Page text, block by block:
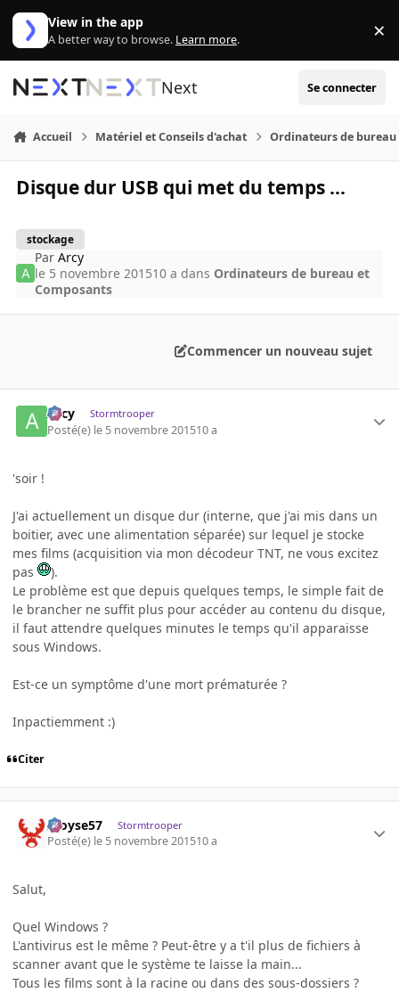
Aller au contenu
View in the app
A better way to browse. Learn more. ×
Next Se connecter
Accueil Matériel et Conseils d'achat Ordinateurs de bureau
Disque dur USB qui met du temps ...
stockage
ParArcy
le 5 novembre 201510 a dans Ordinateurs de bureau et
Composants
Commencer un nouveau sujet
Arcy Stormtrooper
Posté(e) le 5 novembre 201510 a
'soir !
J'ai actuellement un disque dur (interne, que j'ai mis dans un
boitier, avec une alimentation séparée) sur lequel je stocke
mes films (acquisition via mon décodeur TNT, ne vous excitez
pas
).
Le problème est que depuis quelques temps, le simple fait de
le brancher ne suffit plus pour accéder au contenu du disque,
il faut attendre quelques minutes le temps qu'il apparaisse
sous Windows.
Est-ce un symptôme d'une mort prématurée ?
Inpactiemment :)
Citer
Aloyse57 Stormtrooper
Posté(e) le 5 novembre 201510 a
Salut,
Quel Windows ?
L'antivirus est le même ? Peut-être y a t'il plus de fichiers à
scanner avant que le système te laisse la main...
Tous les films sont à la racine ou dans des sous-dossiers ?